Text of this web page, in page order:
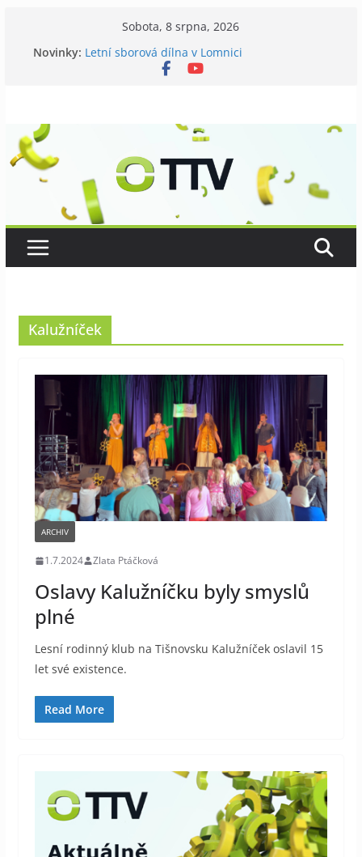
Sobota, 8 srpna, 2026
Novinky: Letní sborová dílna v Lomnici
Chovatelé si připomněli 120 let své existence
Kalužníček
ARCHIV
1.7.2024 Zlata Ptáčková
Oslavy Kalužníčku byly smyslů
plné
Lesní rodinný klub na Tišnovsku Kalužníček oslavil 15
let své existence.
Read More